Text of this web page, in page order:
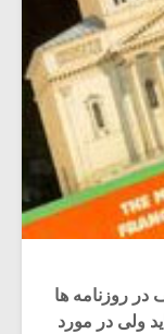
در روزنامه ها
ولی در مورد